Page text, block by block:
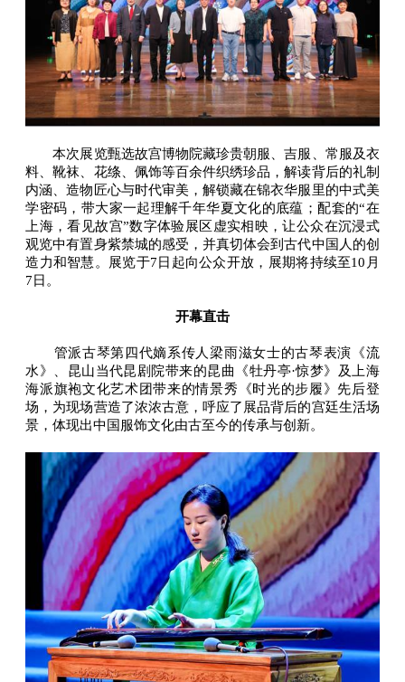
本次展览甄选故宫博物院藏珍贵朝服、吉服、常服及衣
料、靴袜、花绦、佩饰等百余件织绣珍品，解读背后的礼制
内涵、造物匠心与时代审美，解锁藏在锦衣华服里的中式美
学密码，带大家一起理解千年华夏文化的底蕴；配套的“在
上海，看见故宫”数字体验展区虚实相映，让公众在沉浸式
观览中有置身紫禁城的感受，并真切体会到古代中国人的创
造力和智慧。展览于7日起向公众开放，展期将持续至10月
7日。
开幕直击
管派古琴第四代嫡系传人梁雨滋女士的古琴表演《流
水》、昆山当代昆剧院带来的昆曲《牡丹亭·惊梦》及上海
海派旗袍文化艺术团带来的情景秀《时光的步履》先后登
场，为现场营造了浓浓古意，呼应了展品背后的宫廷生活场
景，体现出中国服饰文化由古至今的传承与创新。